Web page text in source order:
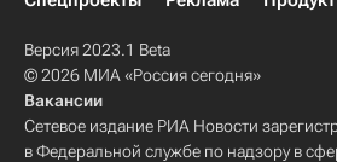
Версия 2023.1 Beta
© 2026 МИА «Россия сегодня»
Вакансии
Сетевое издание РИА Новости
в Федеральной службе по надзору в